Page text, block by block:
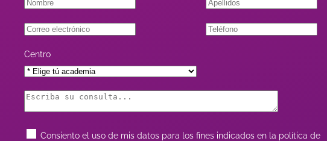
Centro
Consiento el uso de mis datos para los fines indicados en la política de